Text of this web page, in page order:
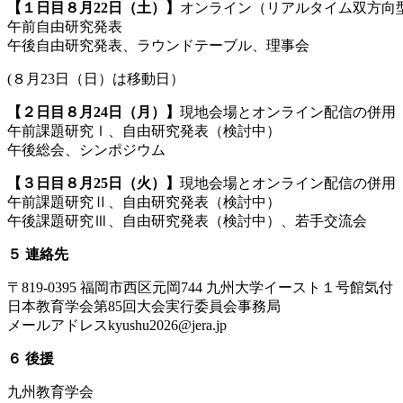
【１日目８月22日（土）】 オンライン（リアルタイム双方向
午前自由研究発表
午後自由研究発表、ラウンドテーブル、理事会
(８月23日（日）は移動日）
【２日目８月24日（月）】 現地会場とオンライン配信の併用
午前課題研究Ⅰ、自由研究発表（検討中）
午後総会、シンポジウム
【３日目８月25日（火）】 現地会場とオンライン配信の併用
午前課題研究Ⅱ、自由研究発表（検討中）
午後課題研究Ⅲ、自由研究発表（検討中）、若手交流会
５ 連絡先
〒819-0395 福岡市西区元岡744 九州大学イースト１号館気付
日本教育学会第85回大会実行委員会事務局
メールアドレスkyushu2026@jera.jp
６ 後援
九州教育学会